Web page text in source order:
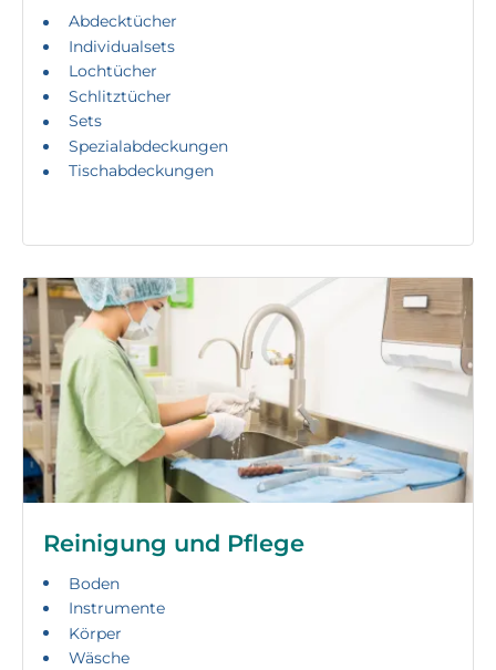
Abdecktücher
Individualsets
Lochtücher
Schlitztücher
Sets
Spezialabdeckungen
Tischabdeckungen
Reinigung und Pflege
Boden
Instrumente
Körper
Wäsche